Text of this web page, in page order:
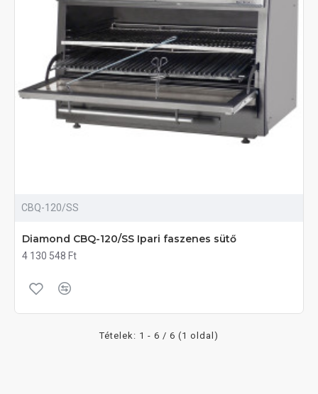
CBQ-120/SS
Diamond CBQ-120/SS Ipari faszenes sütő
4 130 548 Ft
Tételek: 1 - 6 / 6 (1 oldal)